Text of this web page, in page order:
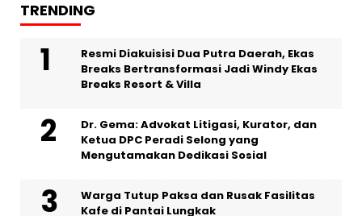
TRENDING
Resmi Diakuisisi Dua Putra Daerah, Ekas
Breaks Bertransformasi Jadi Windy Ekas
Breaks Resort & Villa
Dr. Gema: Advokat Litigasi, Kurator, dan
Ketua DPC Peradi Selong yang
Mengutamakan Dedikasi Sosial
Warga Tutup Paksa dan Rusak Fasilitas
Kafe di Pantai Lungkak